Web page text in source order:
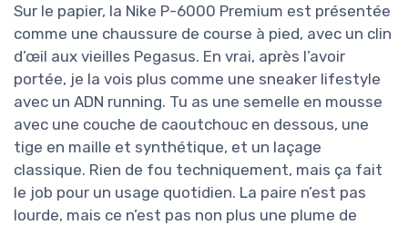
Sur le papier, la Nike P-6000 Premium est présentée
comme une chaussure de course à pied, avec un clin
d’œil aux vieilles Pegasus. En vrai, après l’avoir
portée, je la vois plus comme une sneaker lifestyle
avec un ADN running. Tu as une semelle en mousse
avec une couche de caoutchouc en dessous, une
tige en maille et synthétique, et un laçage
classique. Rien de fou techniquement, mais ça fait
le job pour un usage quotidien. La paire n’est pas
lourde, mais ce n’est pas non plus une plume de